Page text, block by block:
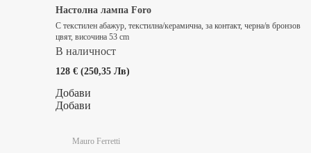
Настолна лампа Foro
С текстилен абажур, текстилна/керамична, за контакт, черна/в бронзов
цвят, височина 53 cm
В наличност
128 € (250,35 Лв)
Добави
Добави
Mauro Ferretti